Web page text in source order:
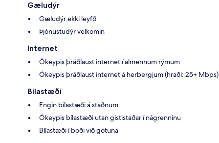
Gæludýr
Gæludýr ekki leyfð
Þjónustudýr velkomin
Internet
Ókeypis þráðlaust internet í almennum rýmum
Ókeypis þráðlaust internet á herbergjum (hraði: 25+ Mbps)
Bílastæði
Engin bílastæði á staðnum
Ókeypis bílastæði utan gististaðar í nágrenninu
Bílastæði í boði við götuna